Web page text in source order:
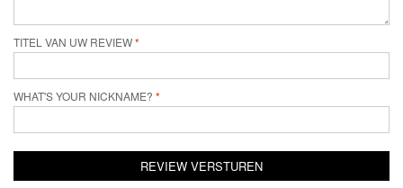
TITEL VAN UW REVIEW
WHAT'S YOUR NICKNAME?
REVIEW VERSTUREN